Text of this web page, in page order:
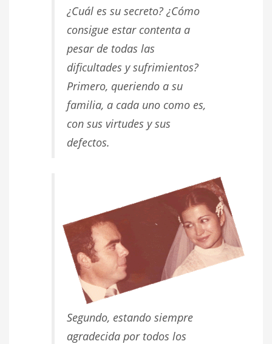
¿Cuál es su secreto? ¿Cómo
consigue estar contenta a
pesar de todas las
dificultades y sufrimientos?
Primero, queriendo a su
familia, a cada uno como es,
con sus virtudes y sus
defectos.
Segundo, estando siempre
agradecida por todos los